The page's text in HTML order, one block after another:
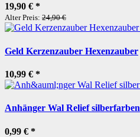
19,90 € *
Alter Preis: 24,90 €
Geld Kerzenzauber Hexenzauber
10,99 € *
Anhänger Wal Relief silberfarben
0,99 € *